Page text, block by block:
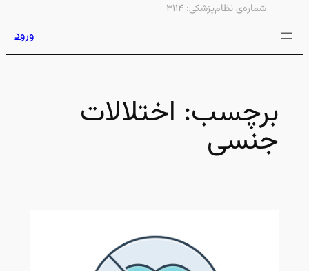
شماره‌ی نظام‌پزشکی: ۳۱۱۴
ورود
برچسب: اختلالات
جنسی